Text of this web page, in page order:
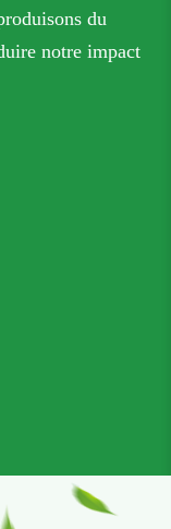
du
notre impact